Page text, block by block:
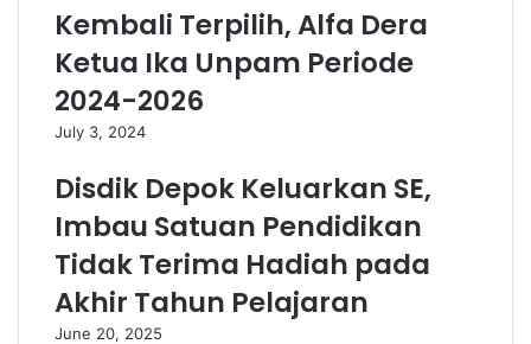
Kembali Terpilih, Alfa Dera
Ketua Ika Unpam Periode
2024-2026
July 3, 2024
Disdik Depok Keluarkan SE,
Imbau Satuan Pendidikan
Tidak Terima Hadiah pada
Akhir Tahun Pelajaran
June 20, 2025